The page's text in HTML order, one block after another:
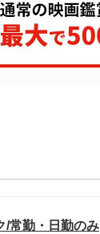
/常勤・日勤のみ